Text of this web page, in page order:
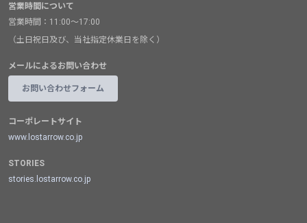
営業時間について
営業時間：11:00～17:00
（土日祝日及び、当社指定休業日を除く）
メールによるお問い合わせ
お問い合わせフォーム
コーポレートサイト
www.lostarrow.co.jp
STORIES
stories.lostarrow.co.jp